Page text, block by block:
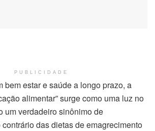
PUBLICIDADE
bem estar e saúde a longo prazo, a
alimentar” surge como uma luz no
um verdadeiro sinônimo de
das dietas de emagrecimento